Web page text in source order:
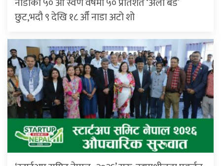
छुट,भदौ ९ देखि १८ औँ नाडा अटो शो